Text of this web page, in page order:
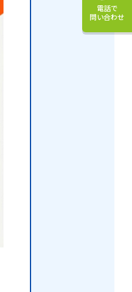
電話で
問い合わせ